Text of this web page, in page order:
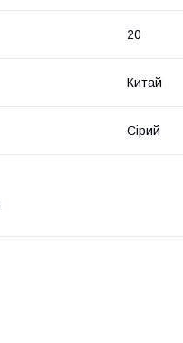
20
Китай
Сірий